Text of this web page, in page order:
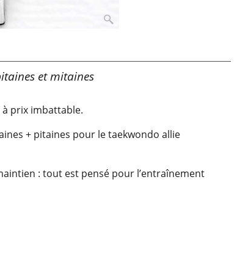
et mitaines
prix imbattable.
+ pitaines pour le taekwondo allie
: tout est pensé pour l’entraînement